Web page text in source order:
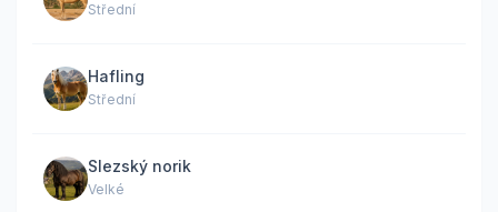
Střední
Hafling
Střední
Slezský norik
Velké